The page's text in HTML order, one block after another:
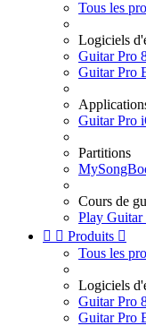
Tous les
Logiciels
Guitar Pro
Guitar Pro
Guitar Pro
Partitions
Cours de
Play Guitar
  Produits 
Tous les
Logiciels
Guitar Pro
Guitar Pro